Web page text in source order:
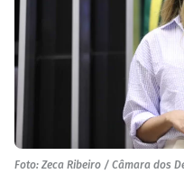
Foto: Zeca Ribeiro / Câmara dos